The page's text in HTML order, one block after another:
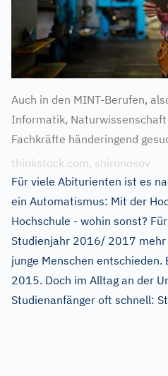
Auch in den MINT-Berufen,
Informatik,
Fachkräfte händeringend
thinkstock.com, shironosov
Für viele Abiturienten ist es
ein Automatismus: Mit der
Hochschule - wohin sonst?
Studienjahr 2016/ 2017 mehr
junge Menschen entschieden.
2015. Doch im Alltag an der
Studienanfänger oft schnell: